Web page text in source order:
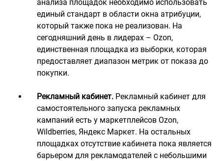
анализа площадок необходимо использовать
единый стандарт в области окна атрибуции,
который также пока не реализован. На
сегодняшний день в лидерах – Ozon,
единственная площадка из выборки, которая
предоставляет диапазон метрик от показа до
покупки.
Рекламный кабинет. Рекламный кабинет для
самостоятельного запуска рекламных
кампаний есть у маркетплейсов Ozon,
Wildberries, Яндекс Маркет. На остальных
площадках отсутствие кабинета пока является
барьером для рекламодателей с небольшими